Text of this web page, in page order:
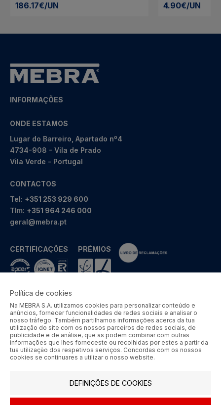
186.17€/UN 4.90€/UN
INFORMAÇÕES
ONDE ESTAMOS
Lugar do Barreiro, Apartado nº4
4734-908 - Vila de Prado
Vila Verde - Portugal
CONTACTOS
Tel: +351 253 929 600
Tlm: +351 964 246 000
geral@mebra.pt
CERTIFICAÇÕES PRÉMIOS
MEBRA - Comércio por Grosso de Metais e Acessórios de Braga
S.A. © 2026 Todos os direitos reservados.
Aos preços apresentados acresce IVA à taxa em vigor.
SIGA-NOS
Política de cookies
Na MEBRA S.A. utilizamos cookies para personalizar conteúdo e
anúncios, fornecer funcionalidades de redes sociais e analisar o
nosso tráfego. Também partilhamos informações acerca da tua
utilização do site com os nossos parceiros de redes sociais, de
publicidade e de análise, que as podem combinar com outras
informações que lhes forneceste ou recolhidas por estes a partir da
tua utilização dos respetivos serviços. Concordas com os nossos
cookies se continuares a utilizar o nosso website.
DEFINIÇÕES DE COOKIES